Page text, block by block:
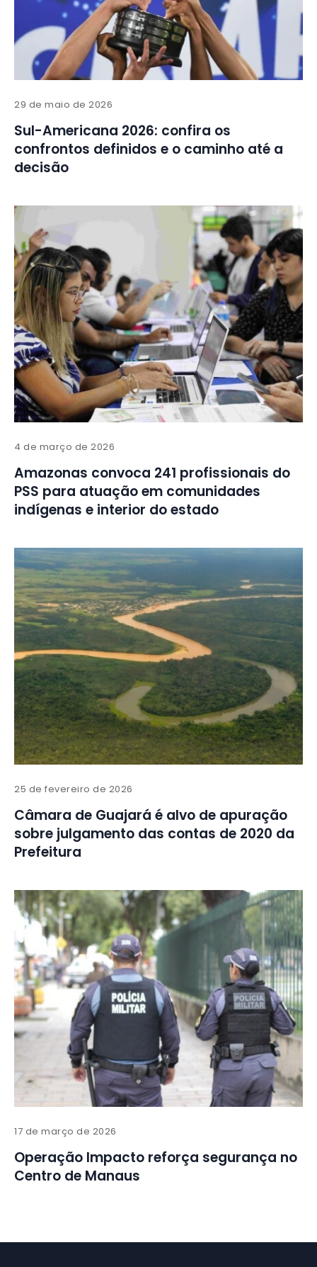
29 de maio de 2026
Sul-Americana 2026: confira os
confrontos definidos e o caminho até a
decisão
4 de março de 2026
Amazonas convoca 241 profissionais do
PSS para atuação em comunidades
indígenas e interior do estado
25 de fevereiro de 2026
Câmara de Guajará é alvo de apuração
sobre julgamento das contas de 2020 da
Prefeitura
17 de março de 2026
Operação Impacto reforça segurança no
Centro de Manaus